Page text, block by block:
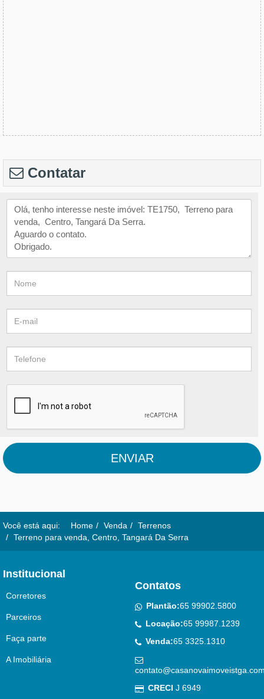
Contatar
ENVIAR
Você está aqui: Home Venda
Terrenos
Terreno para venda, Centro, Tangará Da Serra
Institucional
Corretores
Parceiros
Faça parte
A Imobiliária
Contatos
Plantão:65 99902.5800
Locação:65 99987.1239
Venda:65 3325.1310
CRECI J 6949